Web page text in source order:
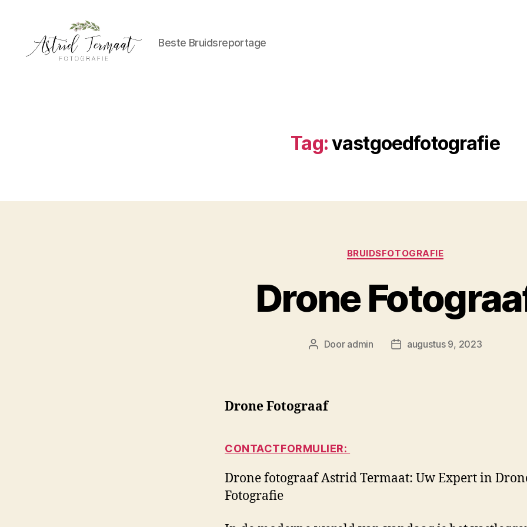
Beste Bruidsreportage
Tag:vastgoedfotografie
Categorieën
BRUIDSFOTOGRAFIE
Drone
Berichtauteur
Door admin Berichtdatum
augustus 9, 2023
Drone Fotograaf
CONTACTFORMULIER:
Drone fotograaf Astrid Termaat: Uw Expert in
Fotografie